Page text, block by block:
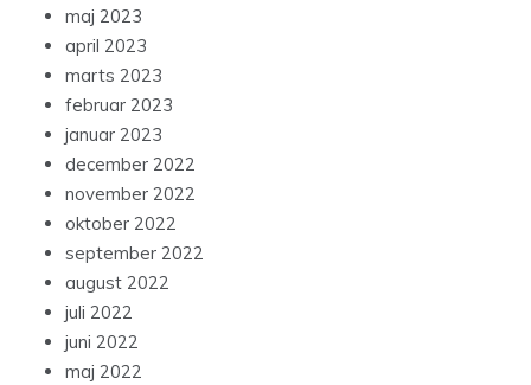
maj 2023
april 2023
marts 2023
februar 2023
januar 2023
december 2022
november 2022
oktober 2022
september 2022
august 2022
juli 2022
juni 2022
maj 2022